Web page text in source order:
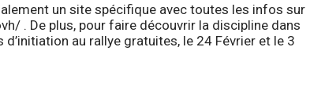
un site spécifique avec toutes les infos sur
. De plus, pour faire découvrir la discipline dans
au rallye gratuites, le 24 Février et le 3